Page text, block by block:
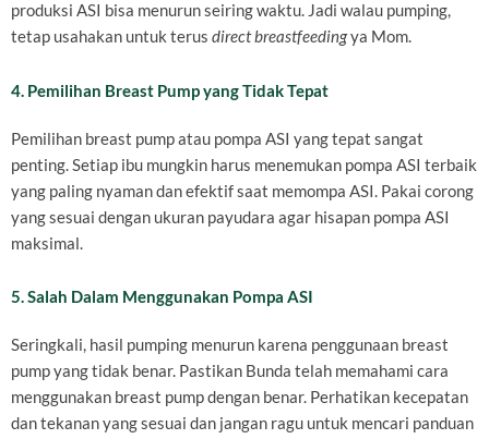
produksi ASI bisa menurun seiring waktu. Jadi walau pumping,
tetap usahakan untuk terus direct breastfeedingya Mom.
4. Pemilihan Breast Pump yang Tidak Tepat
Pemilihan breast pump atau pompa ASI yang tepat sangat
penting. Setiap ibu mungkin harus menemukan pompa ASI terbaik
yang paling nyaman dan efektif saat memompa ASI. Pakai corong
yang sesuai dengan ukuran payudara agar hisapan pompa ASI
maksimal.
5. Salah Dalam Menggunakan Pompa ASI
Seringkali, hasil pumping menurun karena penggunaan breast
pump yang tidak benar. Pastikan Bunda telah memahami cara
menggunakan breast pump dengan benar. Perhatikan kecepatan
dan tekanan yang sesuai dan jangan ragu untuk mencari panduan